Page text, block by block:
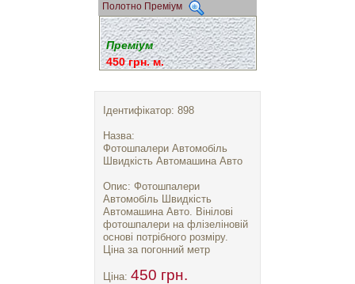
Полотно Преміум
Преміум
450 грн. м.
Ідентифікатор: 898
Назва:
Фотошпалери Автомобіль
Швидкість Автомашина Авто
Опис: Фотошпалери
Автомобіль Швидкість
Автомашина Авто. Вінілові
фотошпалери на флізеліновій
основі потрібного розміру.
Ціна за погонний метр
Ціна: 450 грн.